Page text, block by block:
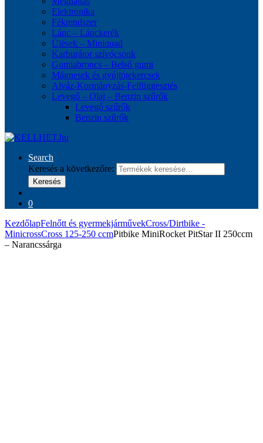
Elektronika
Fékrendszer
Lánc – Lánckerék
Ülések – Miniquad
Karburátor szívócsonk
Gumiabroncs – Belső gumi
Mágnesek és gyújtótekercsek
Alváz-Kormányzás-Felfüggesztés
Levegő – Olaj – Benzin szűrők
Levegő szűrők
Benzin szűrők
Search
Keresés a következőre:
Keresés
0
KezdőlapFelnőtt és gyermekjárművekCross/Dirtbike -
MinicrossCross 125-250 ccmPitbike MiniRocket PitStar II 250ccm
– Narancssárga